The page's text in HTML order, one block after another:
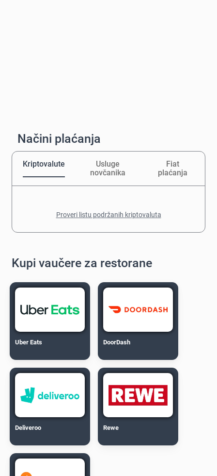
Načini plaćanja
Kriptovalute
Usluge
novčanika
Fiat
plaćanja
Proveri listu podržanih kriptovaluta
Kupi vaučere za restorane
Uber Eats DoorDash
Deliveroo Rewe